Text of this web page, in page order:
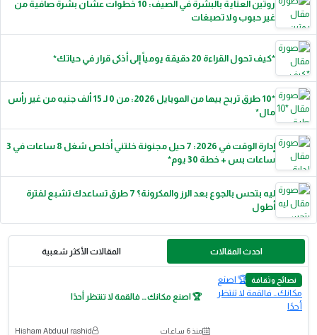
روتين العناية بالبشرة في الصيف: 10 خطوات عشان بشرة صافية من
غير حبوب ولا تصبغات
*كيف تحول القراءة 20 دقيقة يومياً إلى أذكى قرار في حياتك*
*10 طرق تربح بيها من الموبايل 2026: من 0 لـ 15 ألف جنيه من غير رأس
مال*
إدارة الوقت في 2026: 7 حيل مجنونة خلتني أخلص شغل 8 ساعات في 3
ساعات بس + خطة 30 يوم*
ليه بتحس بالجوع بعد الرز والمكرونة؟ 7 طرق تساعدك تشبع لفترة
أطول
احدث المقالات المقالات الأكثر شعبية
نصائح وثقافة
🏆 اصنع مكانك… فالقمة لا تنتظر أحدًا
منذ 6 ساعات Hisham Abduul rashid